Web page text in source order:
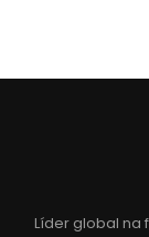
Líder global na